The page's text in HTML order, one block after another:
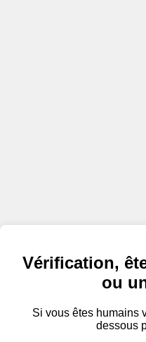
Vérification,
ou
Si vous êtes humains
dessous